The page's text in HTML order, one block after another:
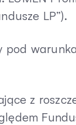
LP”).
pod
z